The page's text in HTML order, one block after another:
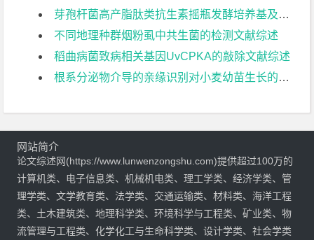
芽孢杆菌高产脂肽类抗生素摇瓶发酵培养基及条件优化文献综述
不同地理种群烟粉虱中共生菌的检测文献综述
稻曲病菌致病相关基因UvCPKA的敲除文献综述
根系分泌物介导的亲缘识别对小麦幼苗生长的影响文献综述
网站简介
论文综述网(https://www.lunwenzongshu.com)提供超过100万的
计算机类、电子信息类、机械机电类、理工学类、经济学类、管
理学类、文学教育类、法学类、交通运输类、材料类、海洋工程
类、土木建筑类、地理科学类、环境科学与工程类、矿业类、物
流管理与工程类、化学化工与生命科学类、设计学类、社会学类